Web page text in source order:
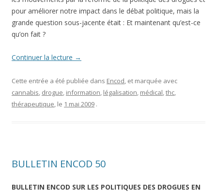
pour améliorer notre impact dans le débat politique, mais la
grande question sous-jacente était : Et maintenant qu’est-ce
qu’on fait ?
Continuer la lecture →
Cette entrée a été publiée dans Encod, et marquée avec
cannabis, drogue, information, légalisation, médical,thc,
thérapeutique, le 1 mai 2009 .
BULLETIN ENCOD 50
BULLETIN ENCOD SUR LES POLITIQUES DES DROGUES EN